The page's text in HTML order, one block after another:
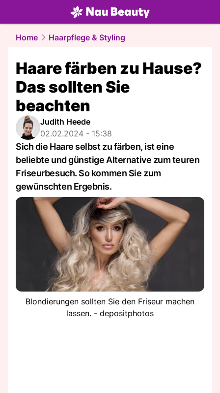
beauty.NAU.ch
Home Haarpflege & Styling
Haare färben zu Hause?
Das sollten Sie
beachten
Judith Heede
02.02.2024 - 15:38
Sich die Haare selbst zu färben, ist eine
beliebte und günstige Alternative zum teuren
Friseurbesuch. So kommen Sie zum
gewünschten Ergebnis.
Blondierungen sollten Sie den Friseur machen
lassen. - depositphotos